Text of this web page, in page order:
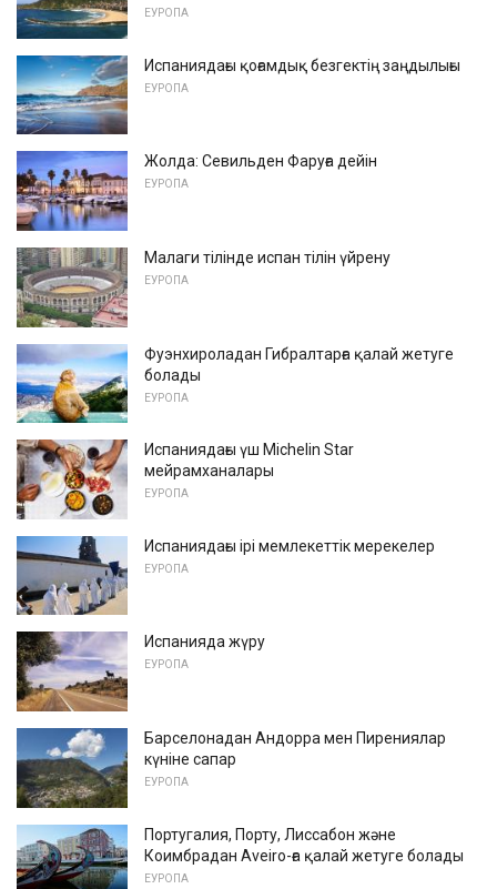
ЕУРОПА
Испаниядағы қоғамдық безгектің заңдылығы
ЕУРОПА
Жолда: Севильден Фаруға дейін
ЕУРОПА
Малаги тілінде испан тілін үйрену
ЕУРОПА
Фуэнхироладан Гибралтарға қалай жетуге
болады
ЕУРОПА
Испаниядағы үш Michelin Star
мейрамханалары
ЕУРОПА
Испаниядағы ірі мемлекеттік мерекелер
ЕУРОПА
Испанияда жүру
ЕУРОПА
Барселонадан Андорра мен Пирениялар
күніне сапар
ЕУРОПА
Португалия, Порту, Лиссабон және
Коимбрадан Aveiro-ға қалай жетуге болады
ЕУРОПА